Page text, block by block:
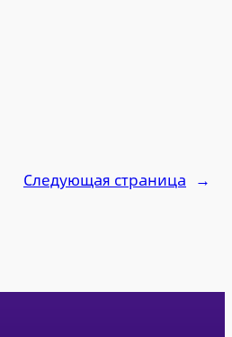
Следующая страница →